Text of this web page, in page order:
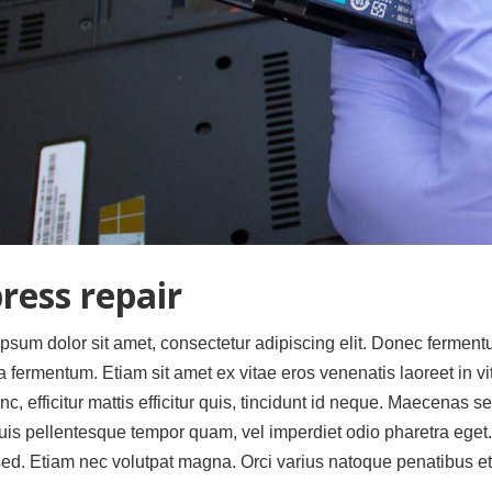
repair
dolor sit amet, consectetur adipiscing elit. Donec
fermentum. Etiam sit amet ex vitae eros venenatis laoreet in
efficitur mattis efficitur quis, tincidunt id neque. Maecenas
pellentesque tempor quam, vel imperdiet odio pharetra
Etiam nec volutpat magna. Orci varius natoque penatibus